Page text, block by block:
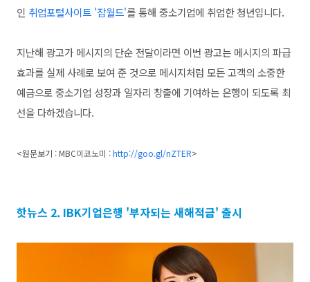
인 취업포털사이트 '잡월드'를 통해 중소기업에 취업한 청년입니다.
지난해 광고가 메시지의 단순 전달이라면 이번 광고는 메시지의 파급
효과를 실제 사례로 보여 준 것으로 메시지처럼 모든 고객의 소중한
예금으로 중소기업 성장과 일자리 창출에 기여하는 은행이 되도록 최
선을 다하겠습니다.
<원문보기 : MBC이코노미 :http://goo.gl/nZTER>
핫뉴스 2. IBK기업은행 '부자되는 새해적금' 출시